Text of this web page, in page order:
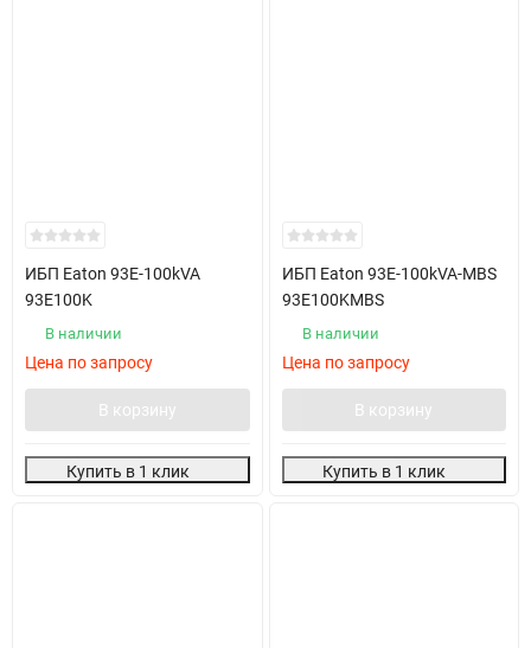
ИБП Eaton 93E-100kVA
93E100K
В наличии
Цена по запросу
В корзину
Купить в 1 клик
ИБП Eaton 93E-100kVA-MBS
93E100KMBS
В наличии
Цена по запросу
В корзину
Купить в 1 клик